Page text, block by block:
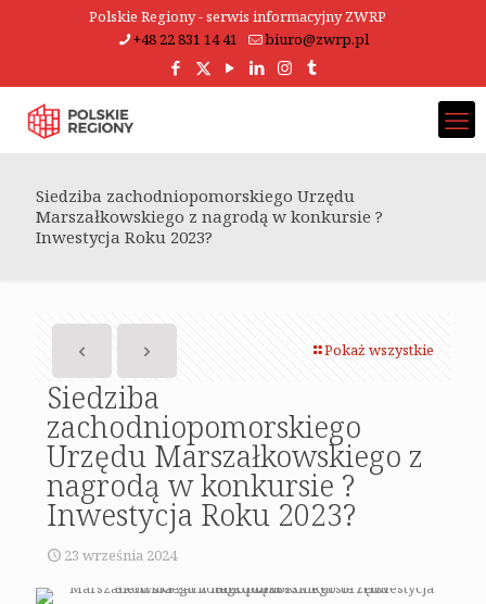
Polskie Regiony - serwis informacyjny ZWRP
+48 22 831 14 41
biuro@zwrp.pl
Siedziba zachodniopomorskiego Urzędu
Marszałkowskiego z nagrodą w konkursie ?
Inwestycja Roku 2023?
Pokaż wszystkie
Siedziba
zachodniopomorskiego
Urzędu Marszałkowskiego z
nagrodą w konkursie ?
Inwestycja Roku 2023?
23 września 2024